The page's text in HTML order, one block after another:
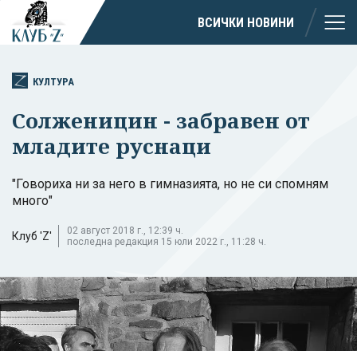
ВСИЧКИ НОВИНИ
КУЛТУРА
Солженицин - забравен от
младите руснаци
"Говориха ни за него в гимназията, но не си спомням
много"
Клуб 'Z'
02 август 2018 г., 12:39 ч.
последна редакция 15 юли 2022 г., 11:28 ч.